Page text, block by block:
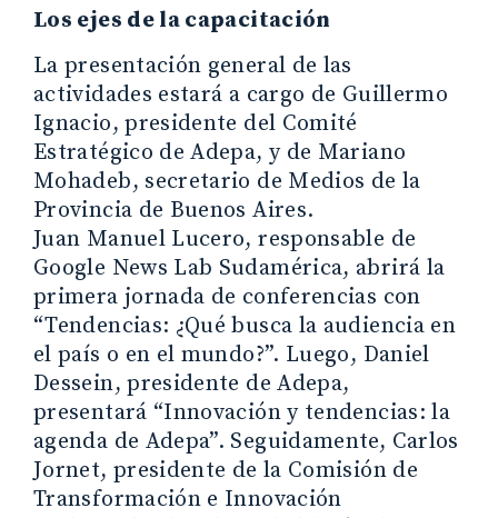
Los ejes de la capacitación
La presentación general de las
actividades estará a cargo de Guillermo
Ignacio, presidente del Comité
Estratégico de Adepa, y de Mariano
Mohadeb, secretario de Medios de la
Provincia de Buenos Aires.
Juan Manuel Lucero, responsable de
Google News Lab Sudamérica, abrirá la
primera jornada de conferencias con
“Tendencias: ¿Qué busca la audiencia en
el país o en el mundo?”. Luego, Daniel
Dessein, presidente de Adepa,
presentará “Innovación y tendencias: la
agenda de Adepa”. Seguidamente, Carlos
Jornet, presidente de la Comisión de
Transformación e Innovación